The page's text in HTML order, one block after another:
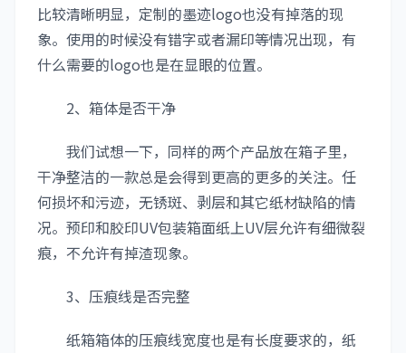
比较清晰明显，定制的墨迹logo也没有掉落的现
象。使用的时候没有错字或者漏印等情况出现，有
什么需要的logo也是在显眼的位置。
2、箱体是否干净
我们试想一下，同样的两个产品放在箱子里，
干净整洁的一款总是会得到更高的更多的关注。任
何损坏和污迹，无锈斑、剥层和其它纸材缺陷的情
况。预印和胶印UV包装箱面纸上UV层允许有细微裂
痕，不允许有掉渣现象。
3、压痕线是否完整
纸箱箱体的压痕线宽度也是有长度要求的，纸